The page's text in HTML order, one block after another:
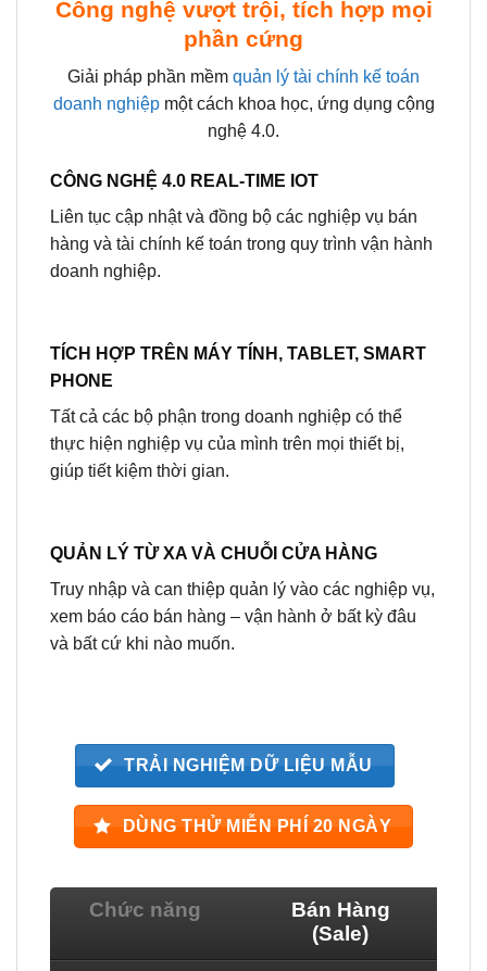
Công nghệ vượt trội, tích hợp mọi
phần cứng
Giải pháp phần mềm quản lý tài chính kế toán
doanh nghiệpmột cách khoa học, ứng dụng cộng
nghệ 4.0.
CÔNG NGHỆ 4.0 REAL-TIME IOT
Liên tục cập nhật và đồng bộ các nghiệp vụ bán
hàng và tài chính kế toán trong quy trình vận hành
doanh nghiệp.
TÍCH HỢP TRÊN MÁY TÍNH, TABLET, SMART
PHONE
Tất cả các bộ phận trong doanh nghiệp có thể
thực hiện nghiệp vụ của mình trên mọi thiết bị,
giúp tiết kiệm thời gian.
QUẢN LÝ TỪ XA VÀ CHUỖI CỬA HÀNG
Truy nhập và can thiệp quản lý vào các nghiệp vụ,
xem báo cáo bán hàng – vận hành ở bất kỳ đâu
và bất cứ khi nào muốn.
TRẢI NGHIỆM DỮ LIỆU MẪU
DÙNG THỬ MIỄN PHÍ 20 NGÀY
Chức năng
Bán Hàng
(Sale)